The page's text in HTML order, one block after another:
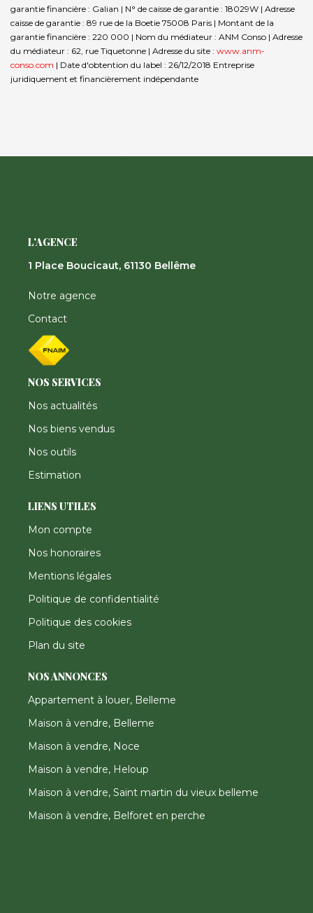
garantie financière : Galian | N° de caisse de garantie : 18029W | Adresse
caisse de garantie : 89 rue de la Boetie 75008 Paris | Montant de la
garantie financière : 220 000 | Nom du médiateur : ANM Conso | Adresse
du médiateur : 62, rue Tiquetonne | Adresse du site : www.anm-
conso.com | Date d'obtention du label : 26/12/2018 Entreprise
juridiquement et financièrement indépendante
L'AGENCE
1 Place Boucicaut, 61130 Bellême
Notre agence
Contact
NOS SERVICES
Nos actualités
Nos biens vendus
Nos outils
Estimation
LIENS UTILES
Mon compte
Nos honoraires
Mentions légales
Politique de confidentialité
Politique des cookies
Plan du site
NOS ANNONCES
Appartement à louer, Belleme
Maison à vendre, Belleme
Maison à vendre, Noce
Maison à vendre, Heloup
Maison à vendre, Saint martin du vieux belleme
Maison à vendre, Belforet en perche